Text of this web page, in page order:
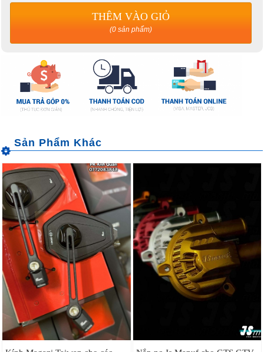
THÊM VÀO GIỎ
(0 sản phẩm)